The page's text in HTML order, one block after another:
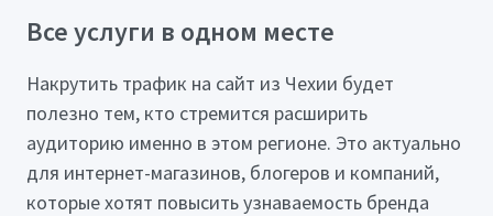
Все услуги в одном месте
Накрутить трафик на сайт из Чехии будет
полезно тем, кто стремится расширить
аудиторию именно в этом регионе. Это актуально
для интернет-магазинов, блогеров и компаний,
которые хотят повысить узнаваемость бренда